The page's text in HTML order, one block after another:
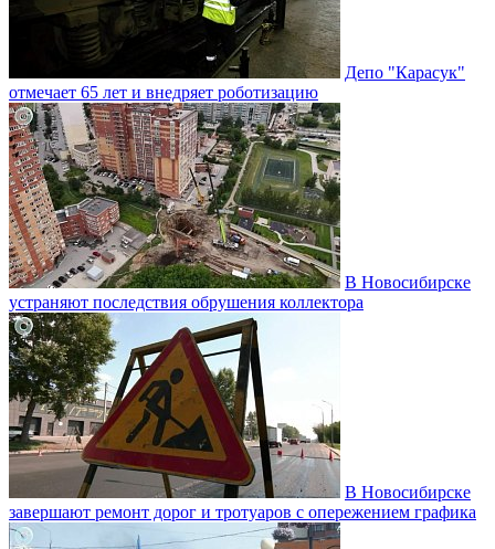
Депо "Карасук"
отмечает 65 лет и внедряет роботизацию
В Новосибирске
устраняют последствия обрушения коллектора
В Новосибирске
завершают ремонт дорог и тротуаров с опережением графика